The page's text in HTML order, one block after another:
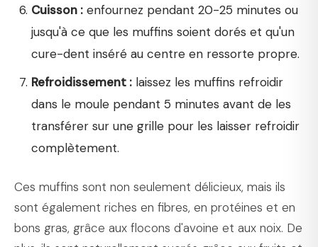
Cuisson :enfournez pendant 20-25 minutes ou
jusqu'à ce que les muffins soient dorés et qu'un
cure-dent inséré au centre en ressorte propre.
Refroidissement :laissez les muffins refroidir
dans le moule pendant 5 minutes avant de les
transférer sur une grille pour les laisser refroidir
complètement.
Ces muffins sont non seulement délicieux, mais ils
sont également riches en fibres, en protéines et en
bons gras, grâce aux flocons d'avoine et aux noix. De